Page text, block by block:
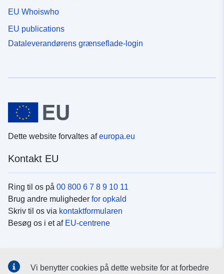
EU Whoiswho
EU publications
Dataleverandørens grænseflade-login
Dette website forvaltes afeuropa.eu
Kontakt EU
Ring til os på 00 800 6 7 8 9 10 11
Brug andre muligheder for opkald
Skriv til os via kontaktformularen
Besøg os i et af EU-centrene
Vi benytter cookies på dette website for at forbedre